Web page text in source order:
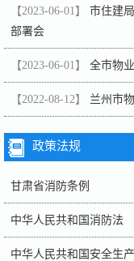
【2023-06-01】
市住建
部署会
【2023-06-01】 全市物
【2022-08-12】 兰州市
政策法规
甘肃省消防条例
中华人民共和国消防法
中华人民共和国安全生